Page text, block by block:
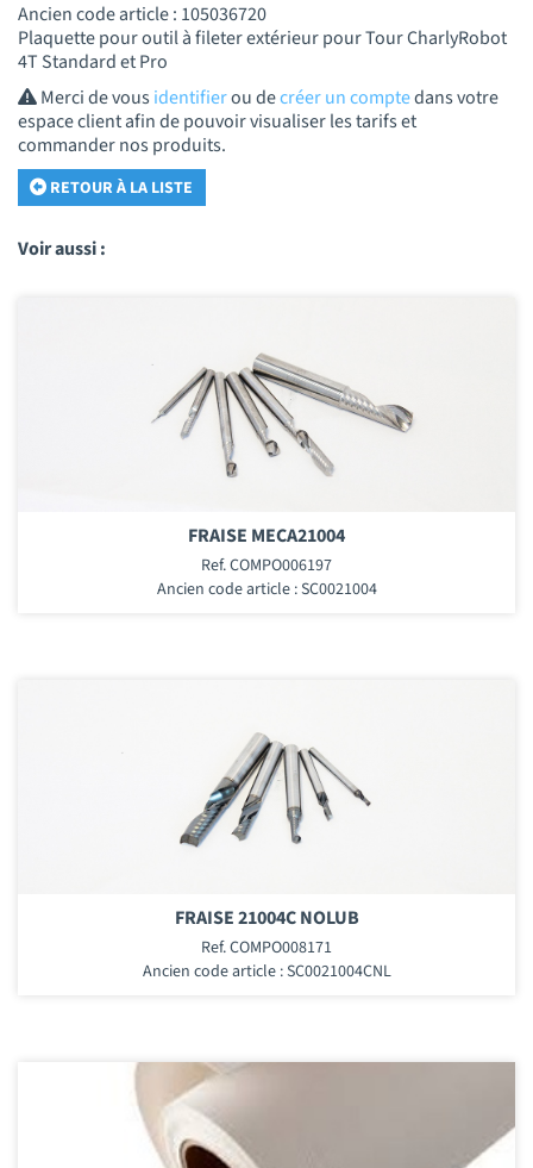
Ancien code article : 105036720
Plaquette pour outil à fileter extérieur pour Tour CharlyRobot
4T Standard et Pro
Merci de vousidentifierou decréer un comptedans votre
espace client afin de pouvoir visualiser les tarifs et
commander nos produits.
RETOUR À LA LISTE
Voir aussi :
FRAISE MECA21004
Ref. COMPO006197
Ancien code article : SC0021004
FRAISE 21004C NOLUB
Ref. COMPO008171
Ancien code article : SC0021004CNL